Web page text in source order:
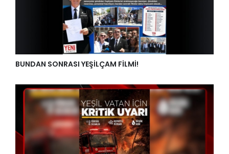
BUNDAN SONRASI YEŞİLÇAM FİLMİ!